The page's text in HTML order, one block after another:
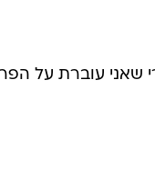
עוברת על